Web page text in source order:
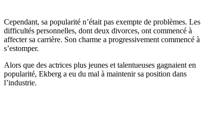
Cependant, sa popularité n’était pas exempte de problèmes. Les
difficultés personnelles, dont deux divorces, ont commencé à
affecter sa carrière. Son charme a progressivement commencé à
s’estomper.
Alors que des actrices plus jeunes et talentueuses gagnaient en
popularité, Ekberg a eu du mal à maintenir sa position dans
l’industrie.